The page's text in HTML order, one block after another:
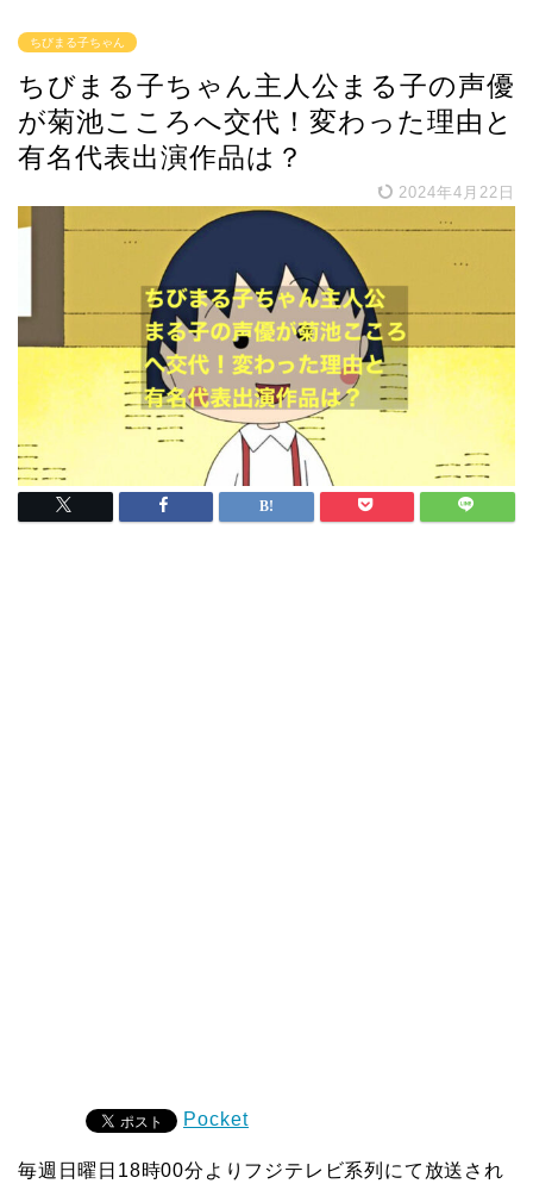
ちびまる子ちゃん
ちびまる子ちゃん主人公まる子の声優
が菊池こころへ交代！変わった理由と
有名代表出演作品は？
2024年4月22日
Pocket
毎週日曜日18時00分よりフジテレビ系列にて放送され